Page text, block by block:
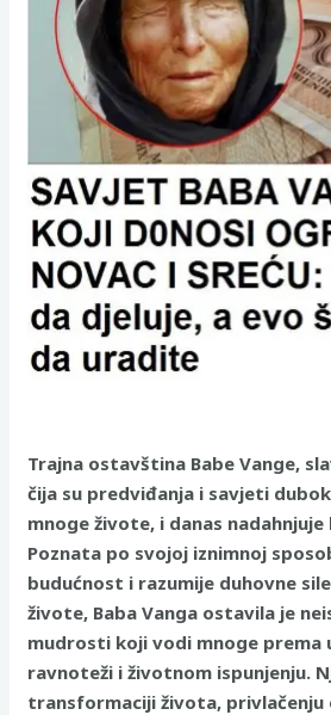
Trajna ostavština Babe Vange,
čija su predviđanja i savjeti
mnoge živote, i danas
Poznata po svojoj iznimnoj
budućnost i razumije duhovne
živote, Baba Vanga ostavila je
mudrosti koji vodi mnoge prema
ravnoteži i životnom ispunjenju.
transformaciji života, privlačenju